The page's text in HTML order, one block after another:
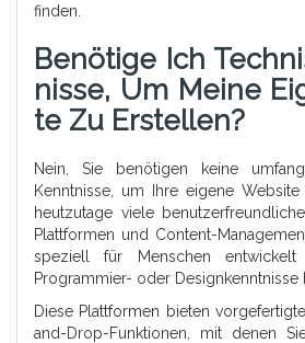
finden.
Benötige Ich
Nisse, Um Meine
Te Zu Erstellen?
Nein, Sie benötigen keine
Kenntnisse, um Ihre eigene
heutzutage viele
Plattformen und Content-
speziell für Menschen
Programmier- oder Designkenntnisse
Diese Plattformen bieten
and-Drop-Funktionen, mit denen